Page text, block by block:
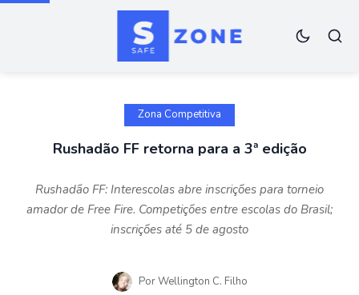
Zona Competitiva
Rushadão FF retorna para a 3ª edição
Rushadão FF: Interescolas abre inscrições para torneio
amador de Free Fire. Competições entre escolas do Brasil;
inscrições até 5 de agosto
PorWellington C. Filho